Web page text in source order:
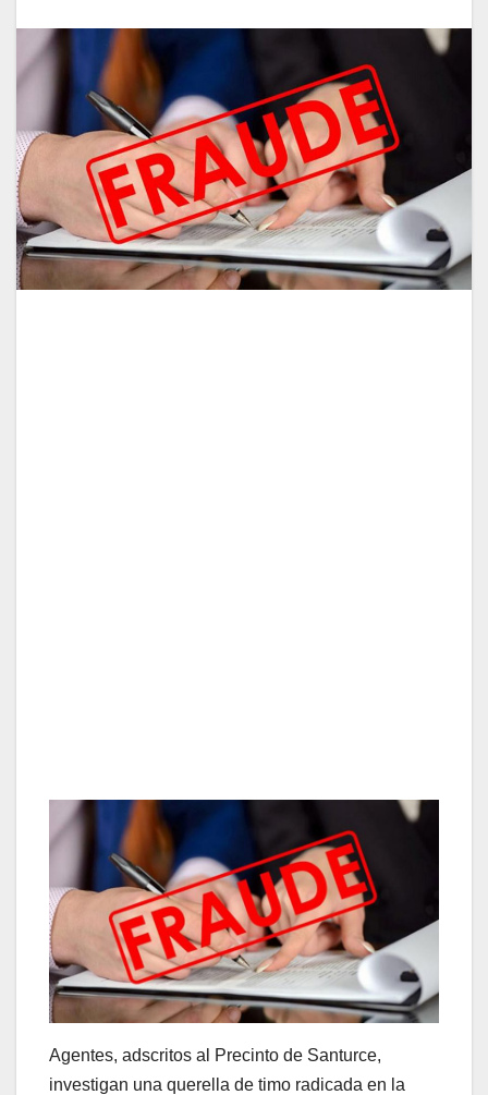
Agentes, adscritos al Precinto de Santurce,
investigan una querella de timo radicada en la